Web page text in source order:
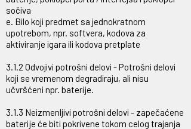
sočiva
e. Bilo koji predmet sa jednokratnom
upotrebom, npr. softvera, kodova za
aktiviranje igara ili kodova pretplate
3.1.2 Odvojivi potrošni delovi - Potrošni delovi
koji se vremenom degradiraju, ali nisu
učvršćeni npr. baterije.
3.1.3 Neizmenljivi potrošni delovi - zapečaćene
baterije će biti pokrivene tokom celog trajanja